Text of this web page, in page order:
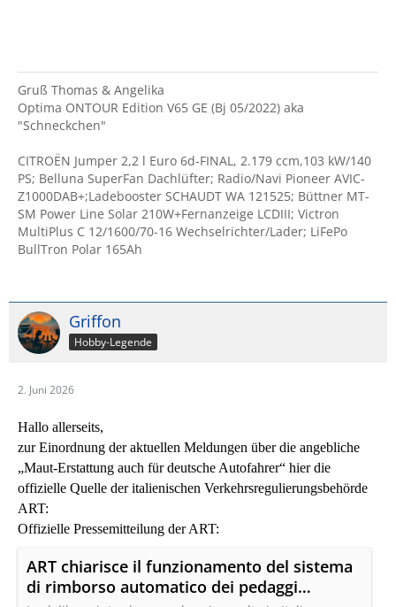
Gruß Thomas & Angelika
Optima ONTOUR Edition V65 GE (Bj 05/2022) aka
"Schneckchen"
CITROËN Jumper 2,2 l Euro 6d-FINAL, 2.179 ccm,103 kW/140
PS; Belluna SuperFan Dachlüfter; Radio/Navi Pioneer AVIC-
Z1000DAB+;Ladebooster SCHAUDT WA 121525; Büttner MT-
SM Power Line Solar 210W+Fernanzeige LCDIII; Victron
MultiPlus C 12/1600/70-16 Wechselrichter/Lader; LiFePo
BullTron Polar 165Ah
Griffon
Hobby-Legende
2. Juni 2026
Hallo allerseits,
zur Einordnung der aktuellen Meldungen über die angebliche
„Maut‑Erstattung auch für deutsche Autofahrer“ hier die
offizielle Quelle der italienischen Verkehrsregulierungsbehörde
ART:
Offizielle Pressemitteilung der ART:
ART chiarisce il funzionamento del sistema
di rimborso automatico dei pedaggi